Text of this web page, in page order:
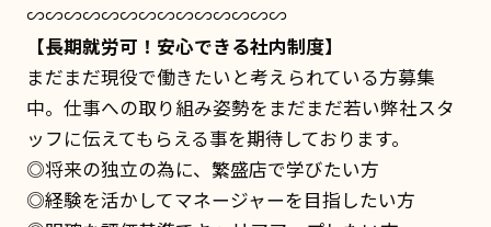
∽∽∽∽∽∽∽∽∽∽∽∽∽∽
【長期就労可！安心できる社内制度】
まだまだ現役で働きたいと考えられている方募集
中。仕事への取り組み姿勢をまだまだ若い弊社スタ
ッフに伝えてもらえる事を期待しております。
◎将来の独立の為に、繁盛店で学びたい方
◎経験を活かしてマネージャーを目指したい方